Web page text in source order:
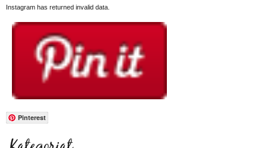
Instagram has returned invalid data.
Pinterest